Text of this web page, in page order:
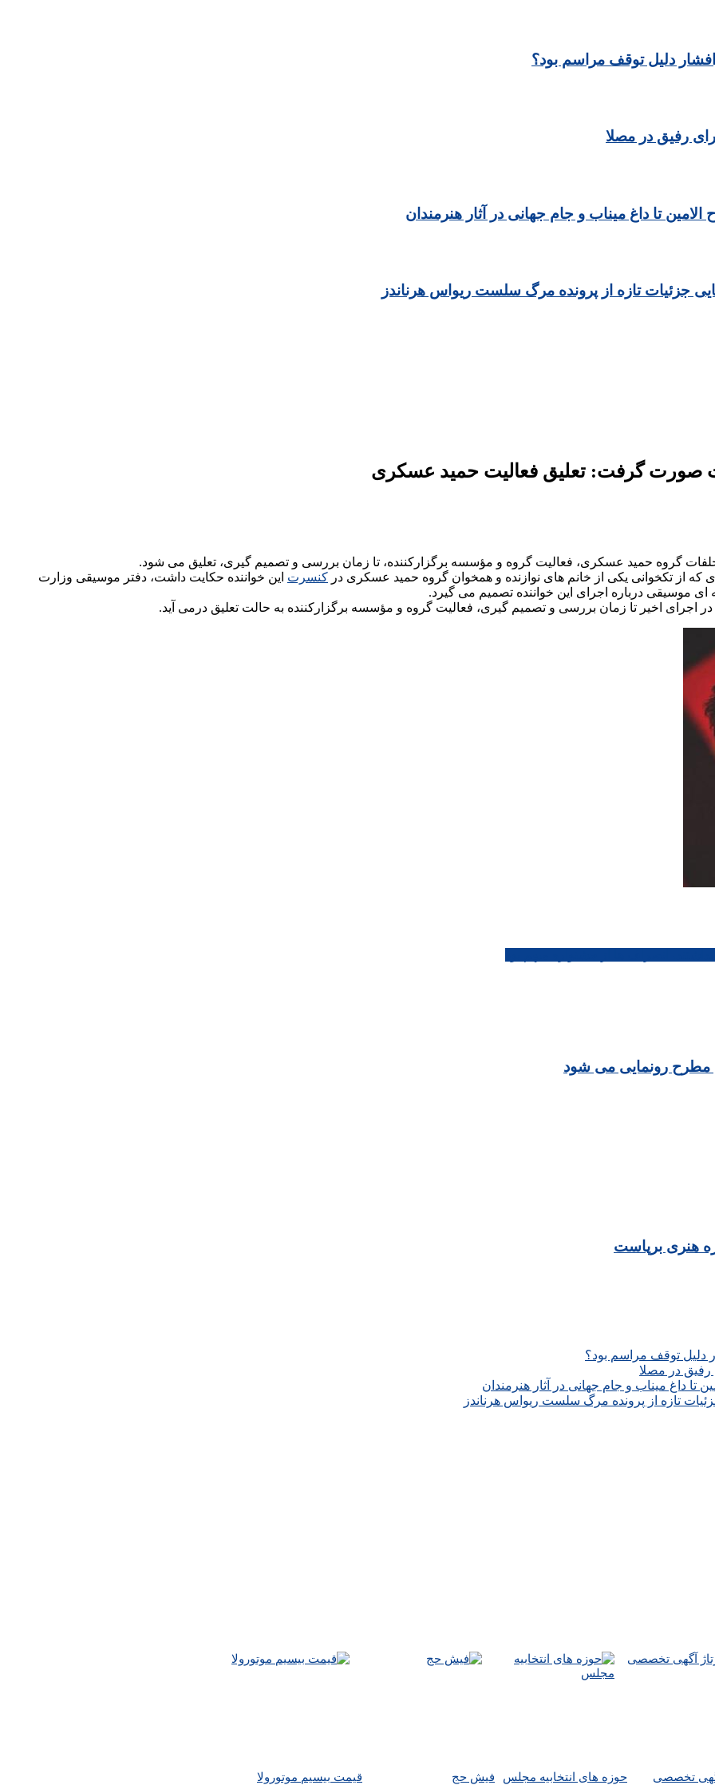
دلیل توقف مراسم بود؟
رفیق در مصلا
تا داغ میناب و جام جهانی در آثار هنرمندان
جزئیات تازه از پرونده مرگ سلست ریواس هرناندز
صورت گرفت: تعلیق فعالیت حمید عسکری
تخلفات گروه حمید عسکری، فعالیت گروه و مؤسسه برگزارکننده، تا زمان بررسی و تصمیم گیری، تعلیق می شود.
که از تکخوانی یکی از خانم های نوازنده و همخوان گروه حمید عسکری در کنسرت این خواننده حکایت داشت، دفتر موسیقی وزارت
موسیقی درباره اجرای این خواننده تصمیم می گیرد.
اجرای اخیر تا زمان بررسی و تصمیم گیری، فعالیت گروه و مؤسسه برگزارکننده به حالت تعلیق درمی آید.
مطرح رونمایی می شود
دلیل توقف مراسم بود؟
در مصلا
داغ میناب و جام جهانی در آثار هنرمندان
تازه از پرونده مرگ سلست ریواس هرناندز
تخصصی حوزه های انتخابیه مجلس فیش حج قیمت بیسیم موتورولا